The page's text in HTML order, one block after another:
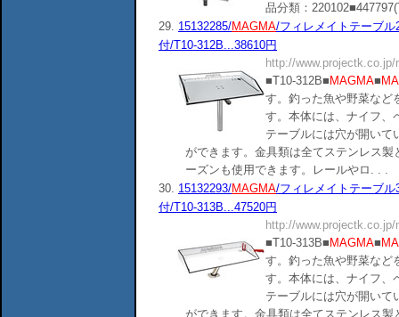
品分類：
29. 15132285/MAGMA/フィレメイトテーブ
付/T10-312B...38610円
http://
■T10-312B■ MAGMA■
す。釣った魚や野菜など
す。本体には、ナイフ、
テーブルには穴が開いて
ができます。金具類は全てステンレス
ーズンも使用できます。レールやロ. . .
30. 15132293/MAGMA/フィレメイトテーブ
付/T10-313B...47520円
http://
■T10-313B■ MAGMA■
す。釣った魚や野菜など
す。本体には、ナイフ、
テーブルには穴が開いて
ができます。金具類は全てステンレス